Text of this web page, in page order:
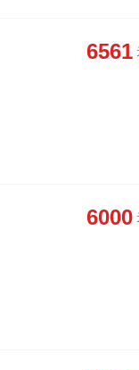
6561
6000